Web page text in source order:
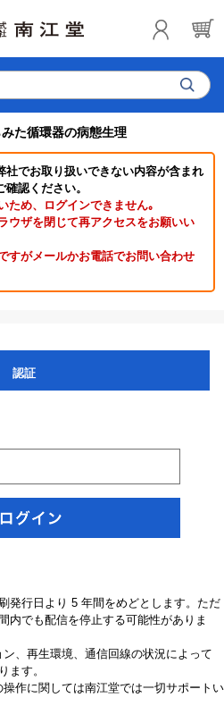
た循環器の病態生理
でお取り扱いできない内容が含まれ
認ください。
ため、ログインできません｡
ウザを閉じて再アクセスをお願いい
すがメールかお電話でお問い合わせ
認証
発行日より 5 年間をめどとします。ただ
内でも配信を停止する可能性がありま
、再生環境、通信回線の状況によって
ます。
作に関しては南江堂では一切サポートい